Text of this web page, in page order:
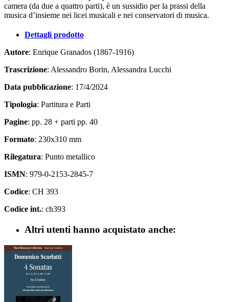
camera (da due a quattro parti), è un sussidio per la prassi della
musica d’insieme nei licei musicali e nei conservatori di musica.
Dettagli prodotto
Autore: Enrique Granados (1867-1916)
Trascrizione: Alessandro Borin, Alessandra Lucchi
Data pubblicazione: 17/4/2024
Tipologia: Partitura e Parti
Pagine: pp. 28 + parti pp. 40
Formato: 230x310 mm
Rilegatura: Punto metallico
ISMN: 979-0-2153-2845-7
Codice: CH 393
Codice int.: ch393
Altri utenti hanno acquistato anche: